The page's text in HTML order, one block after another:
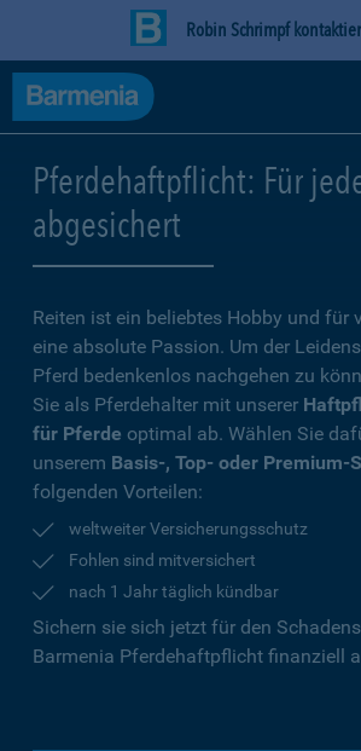
Robin Schrimpf
Pferdehaftpflicht: Für
abgesichert
Reiten ist ein beliebtes Hobby und für
eine absolute Passion. Um der
Pferd bedenkenlos nachgehen zu
Sie als Pferdehalter mit unserer
für Pferde optimal ab. Wählen Sie
unserem Basis-, Top- oder Premium-
folgenden Vorteilen:
weltweiter Versicherungsschutz
Fohlen sind mitversichert
nach 1 Jahr täglich kündbar
Sichern sie sich jetzt für den
Barmenia Pferdehaftpflicht finanziell